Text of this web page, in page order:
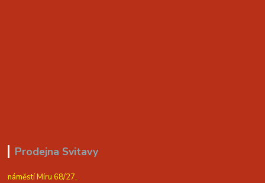
Prodejna Svitavy
náměstí Míru 68/27,